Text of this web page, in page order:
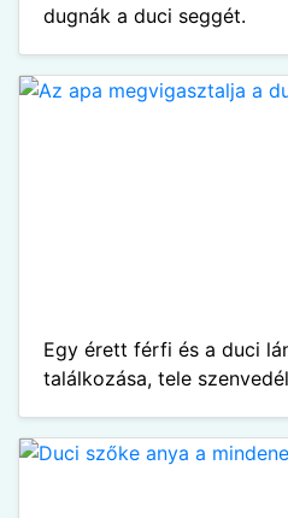
dugnák a duci seggét.
Egy érett férfi és a duci
találkozása, tele